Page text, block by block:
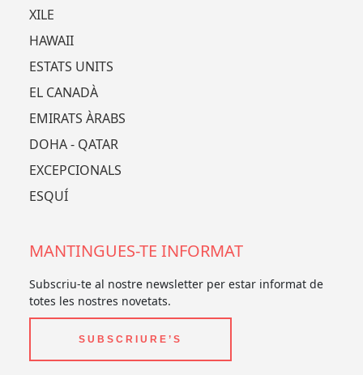
XILE
HAWAII
ESTATS UNITS
EL CANADÀ
EMIRATS ÀRABS
DOHA - QATAR
EXCEPCIONALS
ESQUÍ
MANTINGUES-TE INFORMAT
Subscriu-te al nostre newsletter per estar informat de
totes les nostres novetats.
SUBSCRIURE’S